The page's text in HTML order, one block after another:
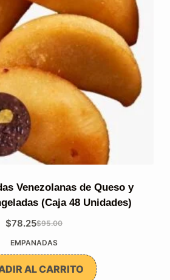
Venezolanas de Queso y
(Caja 48 Unidades)
$95.00
El
precio
original
era:
$78.25
El
precio
actual
es:
EMPANADAS
AL CARRITO